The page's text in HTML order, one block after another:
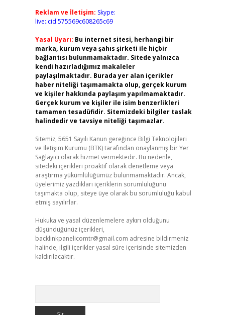
Reklam ve İletişim: Skype:
live:.cid.575569c608265c69
Yasal Uyarı: Bu internet sitesi, herhangi bir
marka, kurum veya şahıs şirketi ile hiçbir
bağlantısı bulunmamaktadır. Sitede yalnızca
kendi hazırladığımız makaleler
paylaşılmaktadır. Burada yer alan içerikler
haber niteliği taşımamakta olup, gerçek kurum
ve kişiler hakkında paylaşım yapılmamaktadır.
Gerçek kurum ve kişiler ile isim benzerlikleri
tamamen tesadüfidir. Sitemizdeki bilgiler taslak
halindedir ve tavsiye niteliği taşımazlar.
Sitemiz, 5651 Sayılı Kanun gereğince Bilgi Teknolojileri
ve İletişim Kurumu (BTK) tarafından onaylanmış bir Yer
Sağlayıcı olarak hizmet vermektedir. Bu nedenle,
sitedeki içerikleri proaktif olarak denetleme veya
araştırma yükümlülüğümüz bulunmamaktadır. Ancak,
üyelerimiz yazdıkları içeriklerin sorumluluğunu
taşımakta olup, siteye üye olarak bu sorumluluğu kabul
etmiş sayılırlar.
Hukuka ve yasal düzenlemelere aykırı olduğunu
düşündüğünüz içerikleri,
backlinkpanelicomtr@gmail.com adresine bildirmeniz
halinde, ilgili içerikler yasal süre içerisinde sitemizden
kaldırılacaktır.